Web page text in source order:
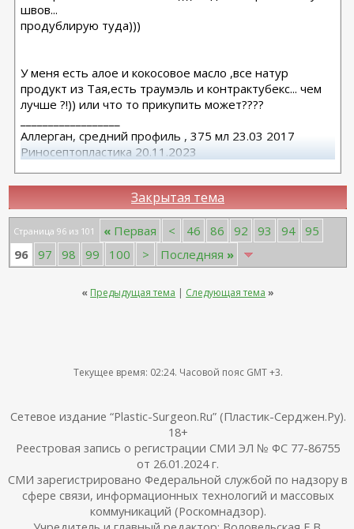
швов...
продублирую туда)))
У меня есть алое и кокосовое масло ,все натур
продукт из Тая,есть траумэль и контрактубекс... чем
лучше ?!)) или что то прикупить может????
Аллерган, средний профиль , 375 мл 23.03 2017
Риносептопластика 20.11.2023
вторичная ринопластик 24.06.2025
Закрытая тема
Страница 96 из 101 « Первая < 46 86 92 93 94 95
96 97 98 99 100 > Последняя »
« Предыдущая тема | Следующая тема »
Текущее время: 02:24. Часовой пояс GMT +3.
Сетевое издание “Plastic-Surgeon.Ru” (Пластик-Серджен.Ру).
18+
Реестровая запись о регистрации СМИ ЭЛ № ФС 77-86755
от 26.01.2024 г.
СМИ зарегистрировано Федеральной службой по надзору в
сфере связи, информационных технологий и массовых
коммуникаций (Роскомнадзор).